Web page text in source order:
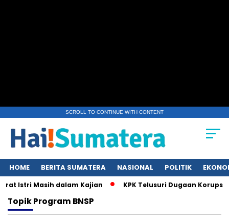
SCROLL TO CONTINUE WITH CONTENT
HOME BERITA SUMATERA NASIONAL POLITIK
Istri Masih dalam Kajian KPK Telusuri Dugaan Korupsi
TopikProgram BNSP